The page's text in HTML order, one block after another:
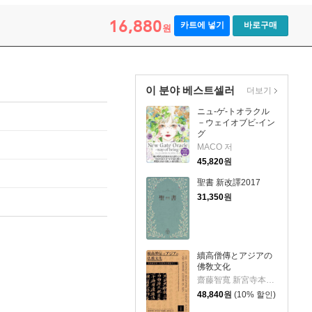
16,880원 카트에 넣기 바로구매
이 분야 베스트셀러
ニュ-ゲ-トオラクル
－ウェイオブビ-イン
グ
MACO 저
45,820원
聖書 新改譯2017
31,350원
續高僧傳とアジアの
佛敎文化
齋藤智寬 新宮寺本『續高僧傳』 저
48,840원 (10% 할인)
더보기